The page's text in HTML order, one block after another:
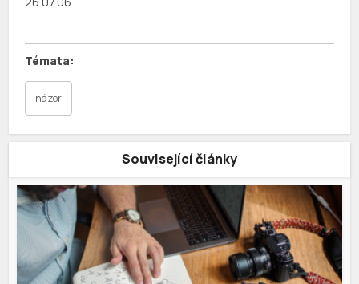
názor
Související články